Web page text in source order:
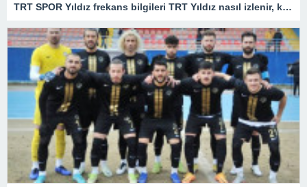
TRT SPOR Yıldız frekans bilgileri TRT Yıldız nasıl izlenir, kaçıncı kanalda?